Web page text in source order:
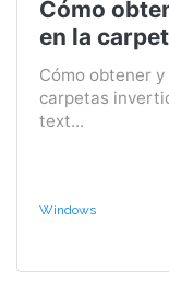
Cómo
en la
Cómo obtener
carpetas
text...
Windows